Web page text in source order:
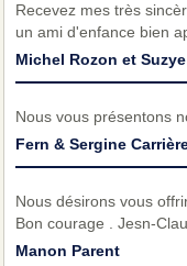
Recevez mes très
un ami d'enfance bien
Michel Rozon et
Nous vous présentons
Fern & Sergine
Nous désirons vous
Bon courage . Jesn-
Manon Parent